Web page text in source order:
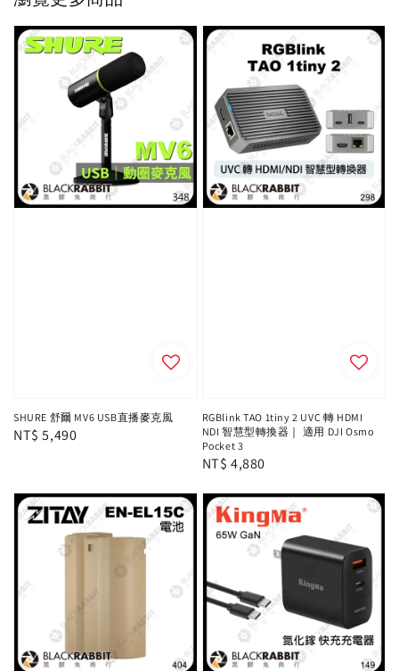
SHURE 舒爾 MV6 USB直播麥克風
Regular
NT$ 5,490
RGBlink TAO 1tiny 2 UVC 轉 HDMI
NDI 智慧型轉換器｜ 適用 DJI Osmo
Pocket 3
Regular
NT$ 4,880